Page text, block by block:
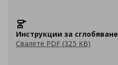
Инструкции за сглобяване
Свалете PDF (325 KB)